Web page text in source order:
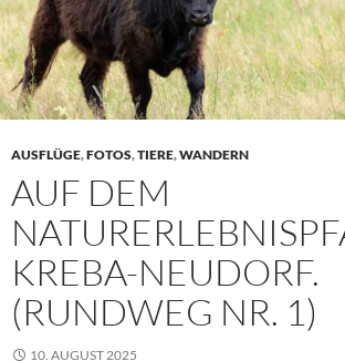
AUSFLÜGE,FOTOS,TIERE,WANDERN
AUF DEM
KREBA-NEUDORF.
(RUNDWEG NR. 1)
10. AUGUST 2025